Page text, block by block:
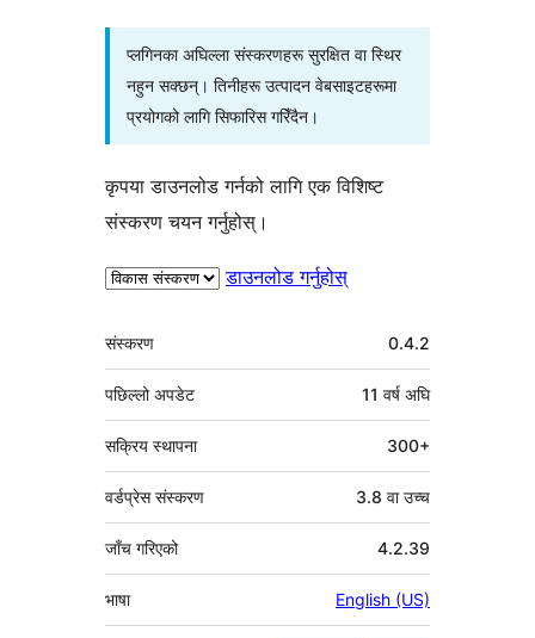
प्लगिनका अघिल्ला संस्करणहरू सुरक्षित वा स्थिर
नहुन सक्छन्। तिनीहरू उत्पादन वेबसाइटहरूमा
प्रयोगको लागि सिफारिस गरिँदैन।
कृपया डाउनलोड गर्नको लागि एक विशिष्ट
संस्करण चयन गर्नुहोस्।
डाउनलोड गर्नुहोस्
मेटा
संस्करण 0.4.2
पछिल्लो अपडेट 11 वर्ष अघि
सक्रिय स्थापना 300+
वर्डप्रेस संस्करण 3.8 वा उच्च
जाँच गरिएको 4.2.39
भाषा English (US)